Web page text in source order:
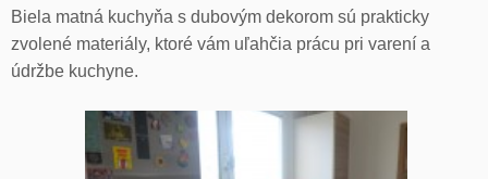
Biela matná kuchyňa s dubovým dekorom sú prakticky
zvolené materiály, ktoré vám uľahčia prácu pri varení a
údržbe kuchyne.